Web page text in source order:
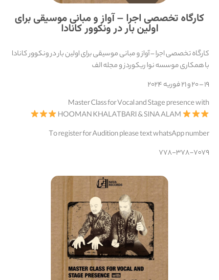
کارگاه تخصصی اجرا – آواز و مبانی موسیقی برای
اولین بار در ونکوور کانادا
کارگاه تخصصی اجرا – آواز و مبانی موسیقی برای اولین بار در ونکوور کانادا
با همکاری موسسه نوا ریکوردز و مجله الف
۱۹ – ۲۰ و ۲۱ فوریه ۲۰۲۴
Master Class for Vocal and Stage presence with
To register for Audition please text whatsApp number
778-378-7079